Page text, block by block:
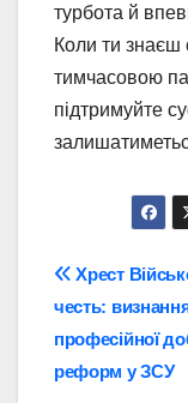
турбота й
Коли ти знаєш
тимчасовою
підтримуйте
Хрест
честь:
професійної
реформ у ЗСУ